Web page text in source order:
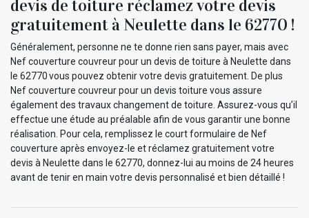
devis de toiture réclamez votre devis
gratuitement à Neulette dans le 62770 !
Généralement, personne ne te donne rien sans payer, mais avec
Nef couverture couvreur pour un devis de toiture à Neulette dans
le 62770 vous pouvez obtenir votre devis gratuitement. De plus
Nef couverture couvreur pour un devis toiture vous assure
également des travaux changement de toiture. Assurez-vous qu’il
effectue une étude au préalable afin de vous garantir une bonne
réalisation. Pour cela, remplissez le court formulaire de Nef
couverture après envoyez-le et réclamez gratuitement votre
devis à Neulette dans le 62770, donnez-lui au moins de 24 heures
avant de tenir en main votre devis personnalisé et bien détaillé !